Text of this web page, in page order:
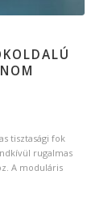
tisztasági fok
rugalmas
A moduláris